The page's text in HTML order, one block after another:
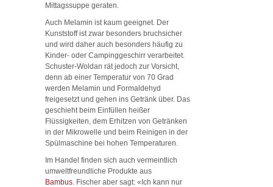
Mittagssuppe geraten.
Auch Melamin ist kaum geeignet. Der
Kunststoff ist zwar besonders bruchsicher
und wird daher auch besonders häufig zu
Kinder- oder Campinggeschirr verarbeitet.
Schuster-Woldan rät jedoch zur Vorsicht,
denn ab einer Temperatur von 70 Grad
werden Melamin und Formaldehyd
freigesetzt und gehen ins Getränk über. Das
geschieht beim Einfüllen heißer
Flüssigkeiten, dem Erhitzen von Getränken
in der Mikrowelle und beim Reinigen in der
Spülmaschine bei hohen Temperaturen.
Im Handel finden sich auch vermeintlich
umweltfreundliche Produkte aus
Bambus . Fischer aber sagt: «Ich kann nur